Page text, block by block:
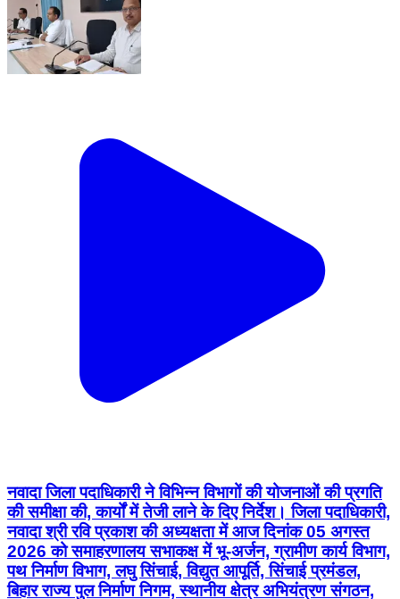
नवादा जिला पदाधिकारी ने विभिन्न विभागों की योजनाओं की प्रगति
की समीक्षा की, कार्यों में तेजी लाने के दिए निर्देश। जिला पदाधिकारी,
नवादा श्री रवि प्रकाश की अध्यक्षता में आज दिनांक 05 अगस्त
2026 को समाहरणालय सभाकक्ष में भू-अर्जन, ग्रामीण कार्य विभाग,
पथ निर्माण विभाग, लघु सिंचाई, विद्युत आपूर्ति, सिंचाई प्रमंडल,
बिहार राज्य पुल निर्माण निगम, स्थानीय क्षेत्र अभियंत्रण संगठन,